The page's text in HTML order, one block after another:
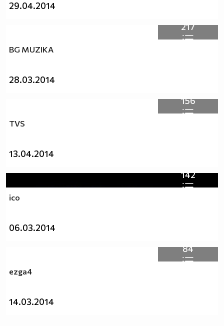
29.04.2014
217
BG MUZIKA
28.03.2014
156
TVS
13.04.2014
142
ico
06.03.2014
84
ezga4
14.03.2014